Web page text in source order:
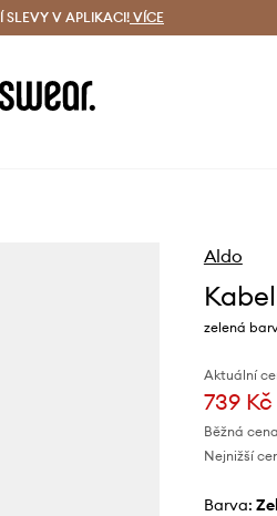
Doručení i do 24 h
SLEVY V APLIKACI!VÍCE
Aldo
zelená
Aktuální
739 Kč
Běžná
Nejnižší
Barva: